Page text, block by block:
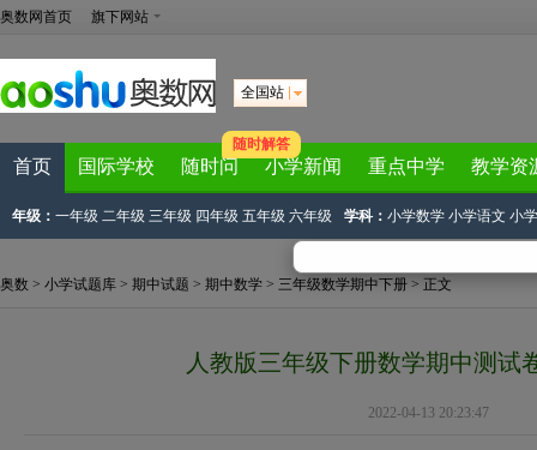
奥数网首页 旗下网站
全国站
首页 国际学校 随时问
随时解答
小学新闻 重点中学 教学资
年级： 一年级 二年级 三年级 四年级 五年级 六年级 学科： 小学数学 小学语文 小
奥数 > 小学试题库 > 期中试题 > 期中数学 > 三年级数学期中下册 > 正文
人教版三年级下册数学期中测试
2022-04-13 20:23:47